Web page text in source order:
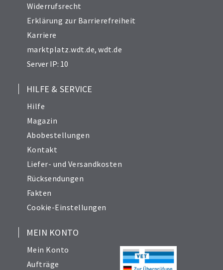
Widerrufsrecht
Erklärung zur Barrierefreiheit
Karriere
marktplatz.wdt.de,wdt.de
Server IP: 10
HILFE & SERVICE
Hilfe
Magazin
Abobestellungen
Kontakt
Liefer- und Versandkosten
Rücksendungen
Fakten
Cookie-Einstellungen
MEIN KONTO
Mein Konto
Aufträge